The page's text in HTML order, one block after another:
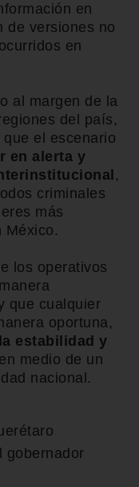
en
de versiones no
en
al margen de la
del país,
el escenario
en alerta y
,
criminales
más
México.
los operativos
que cualquier
oportuna,
estabilidad y
medio de un
nacional.
gobernador